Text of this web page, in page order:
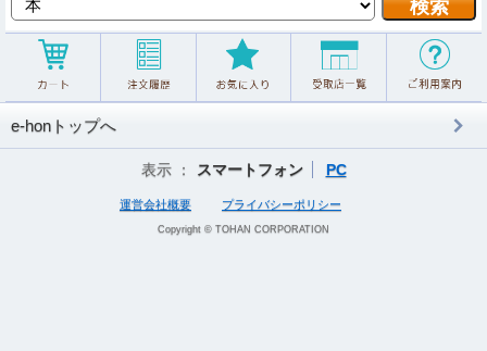
e-honトップへ
表示 ： スマートフォン PC
運営会社概要 プライバシーポリシー
Copyright © TOHAN CORPORATION